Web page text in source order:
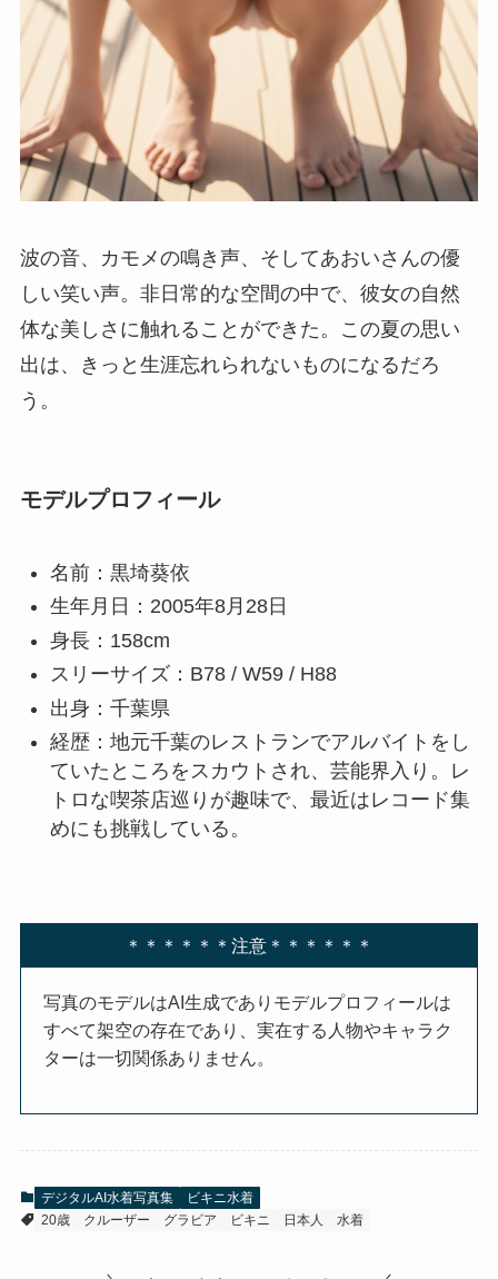
波の音、カモメの鳴き声、そしてあおいさんの優
しい笑い声。非日常的な空間の中で、彼女の自然
体な美しさに触れることができた。この夏の思い
出は、きっと生涯忘れられないものになるだろ
う。
モデルプロフィール
名前：黒埼葵依
生年月日：2005年8月28日
身長：158cm
スリーサイズ：B78 / W59 / H88
出身：千葉県
経歴：地元千葉のレストランでアルバイトをし
ていたところをスカウトされ、芸能界入り。レ
トロな喫茶店巡りが趣味で、最近はレコード集
めにも挑戦している。
＊＊＊＊＊＊注意＊＊＊＊＊＊
写真のモデルはAI生成でありモデルプロフィールは
すべて架空の存在であり、実在する人物やキャラク
ターは一切関係ありません。
デジタルAI水着写真集
ビキニ水着
20歳
クルーザー グラビア ビキニ 日本人 水着